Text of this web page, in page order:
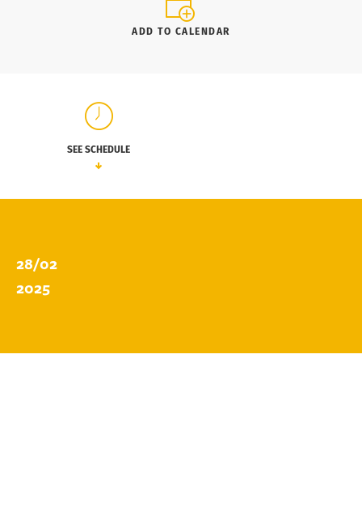
ADD TO CALENDAR
SEE SCHEDULE
28/02
2025